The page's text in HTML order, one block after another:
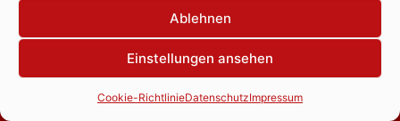
Ablehnen
Einstellungen ansehen
Cookie-RichtlinieDatenschutzImpressum